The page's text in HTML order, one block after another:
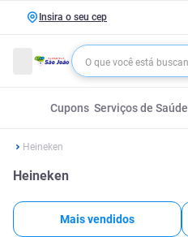
Insira o seu cep
Cupons Serviços de Saúde
Heineken
Heineken
Mais vendidos